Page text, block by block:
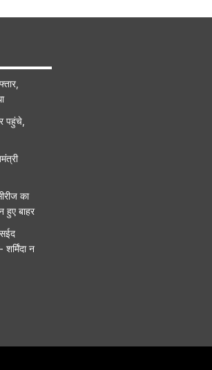
पहुंचे,
का
हुए बाहर
न